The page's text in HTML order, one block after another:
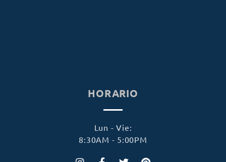
HORARIO
Lun - Vie:
8:30AM - 5:00PM